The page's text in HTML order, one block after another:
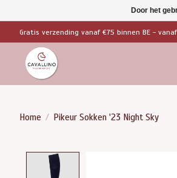
Gratis verzending vanaf €75 binnen BE -
Home / Pikeur Sokken '23 Night Sky
Door het